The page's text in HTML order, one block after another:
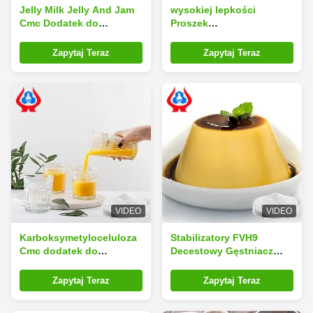
Jelly Milk Jelly And Jam
Cmc Dodatek do
Carboxymethyl Cellulose
Zapytaj Teraz
wysokiej lepkości
Proszek
klasy spożywczej
Zapytaj Teraz
VIDEO
Karboksymetyloceluloza
Cmc dodatek do
wzmacniający teksturę
Zapytaj Teraz
VIDEO
Stabilizatory FVH9
Decestowy Gęstniacz
Karboksymetyloceluloza
Cmc Dodatek do
Zapytaj Teraz